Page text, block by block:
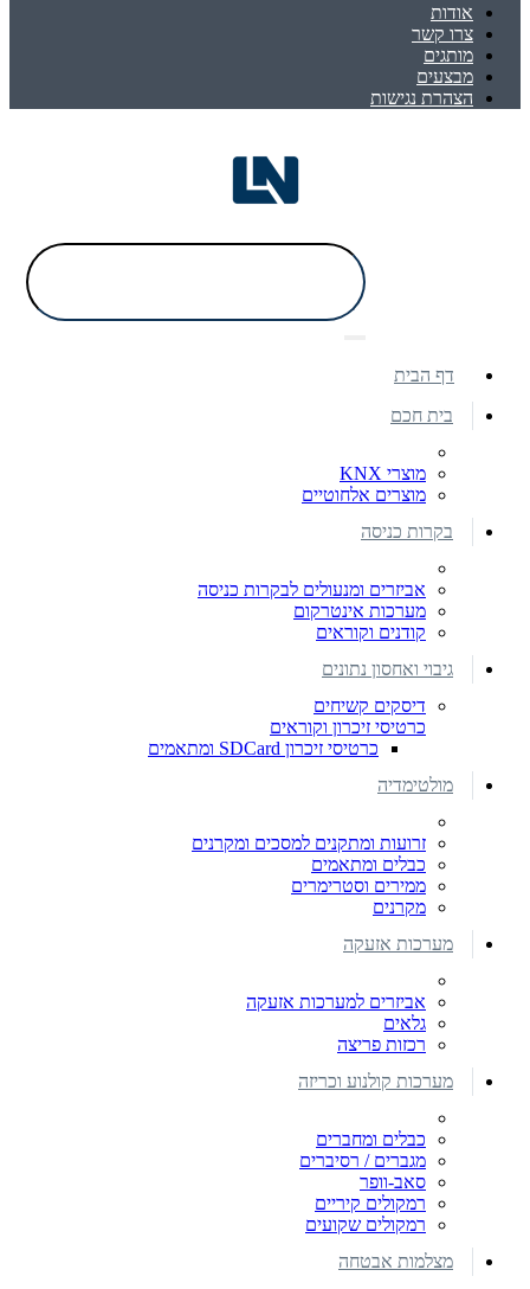
אודות
צרו קשר
מותגים
מבצעים
הצהרת נגישות
דף הבית
בית חכם
מוצרי KNX
מוצרים אלחוטיים
בקרות כניסה
אביזרים ומנעולים לבקרות כניסה
מערכות אינטרקום
קודנים וקוראים
גיבוי ואחסון נתונים
דיסקים קשיחים
כרטיסי זיכרון וקוראים
כרטיסי זיכרון SDCard ומתאמים
מולטימדיה
זרועות ומתקנים למסכים ומקרנים
כבלים ומתאמים
ממירים וסטרימרים
מקרנים
מערכות אזעקה
אביזרים למערכות אזעקה
גלאים
רכזות פריצה
מערכות קולנוע וכריזה
כבלים ומחברים
מגברים / רסיברים
סאב-וופר
רמקולים קיריים
רמקולים שקועים
מצלמות אבטחה